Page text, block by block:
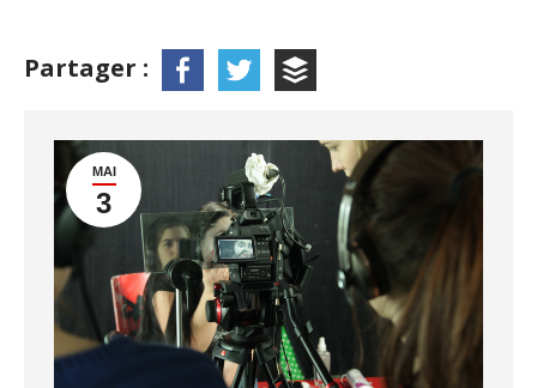
Partager :
MAI
3